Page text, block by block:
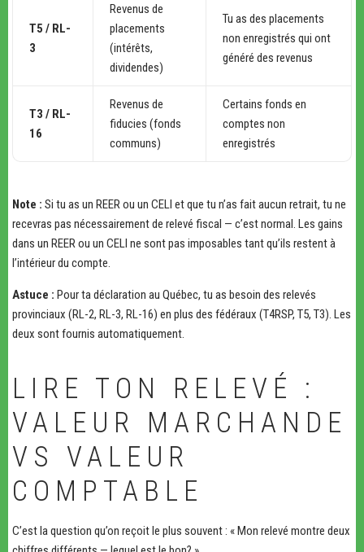
T5 / RL-
3
Revenus de
placements
(intérêts,
dividendes)
Tu as des placements
non enregistrés qui ont
généré des revenus
T3 / RL-
16
Revenus de
fiducies (fonds
communs)
Certains fonds en
comptes non
enregistrés
Note : Si tu as un REER ou un CELI et que tu n’as fait aucun retrait, tu ne
recevras pas nécessairement de relevé fiscal — c’est normal. Les gains
dans un REER ou un CELI ne sont pas imposables tant qu’ils restent à
l’intérieur du compte.
Astuce : Pour ta déclaration au Québec, tu as besoin des relevés
provinciaux (RL-2, RL-3, RL-16) en plus des fédéraux (T4RSP, T5, T3). Les
deux sont fournis automatiquement.
LIRE TON RELEVÉ :
VALEUR MARCHANDE
VS VALEUR
COMPTABLE
C’est la question qu’on reçoit le plus souvent : « Mon relevé montre deux